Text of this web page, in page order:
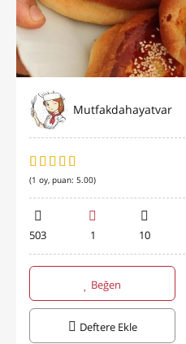
Mutfakdahayatvar
(1 oy, puan: 5.00)
503 1 10
Beğen
Deftere Ekle